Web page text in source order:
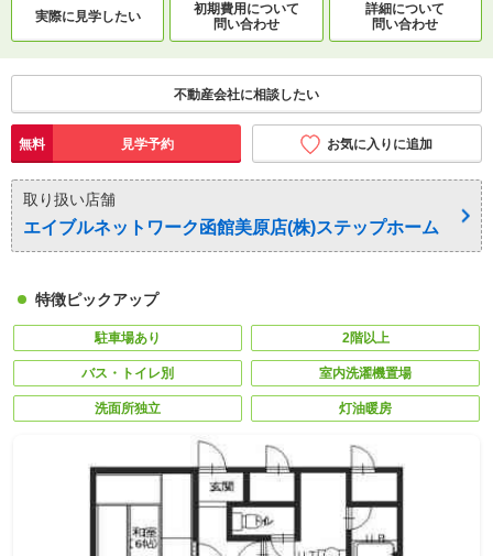
実際に見学したい
初期費用について
問い合わせ
詳細について
問い合わせ
不動産会社に相談したい
無料 見学予約 お気に入りに追加
取り扱い店舗
エイブルネットワーク函館美原店(株)ステップホーム
特徴ピックアップ
駐車場あり 2階以上
バス・トイレ別 室内洗濯機置場
洗面所独立 灯油暖房